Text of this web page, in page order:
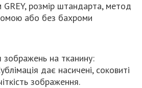
розмір штандарта, метод
або без бахроми
зображень на тканину:
дає насичені, соковиті
зображення.